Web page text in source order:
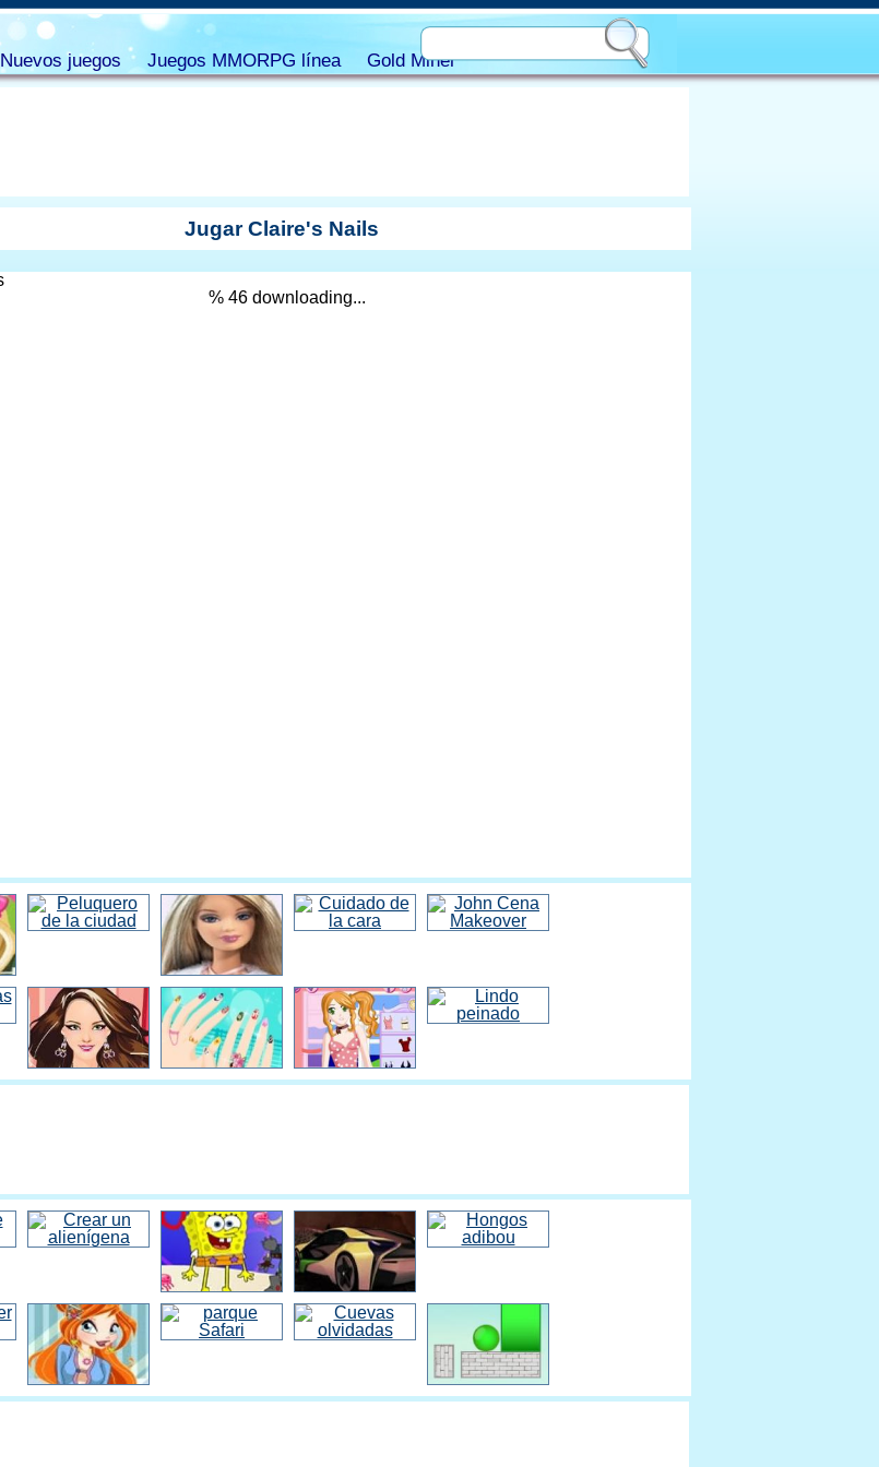
Jugar Claire's Nails
% 47 downloading...
Nuevos juegos Juegos MMORPG línea Gold Miner